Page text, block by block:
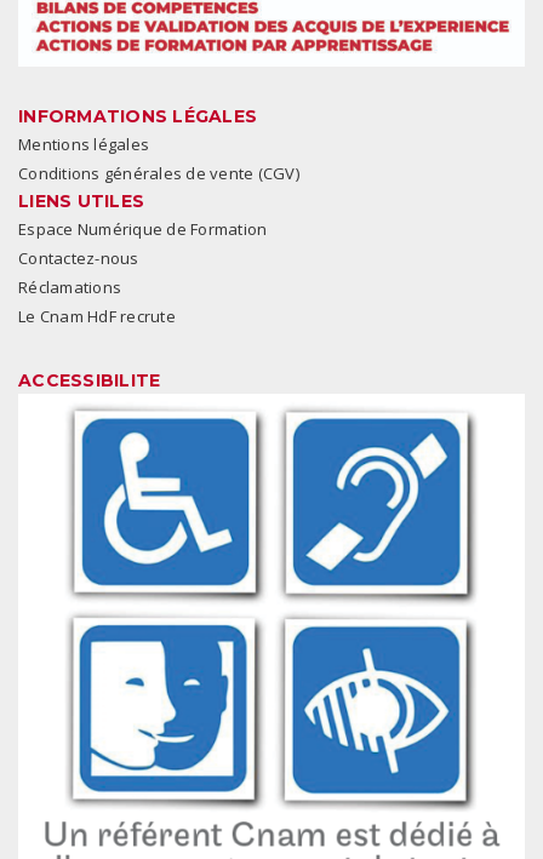
INFORMATIONS LÉGALES
Mentions légales
Conditions générales de vente (CGV)
LIENS UTILES
Espace Numérique de Formation
Contactez-nous
Réclamations
Le Cnam HdF recrute
ACCESSIBILITE